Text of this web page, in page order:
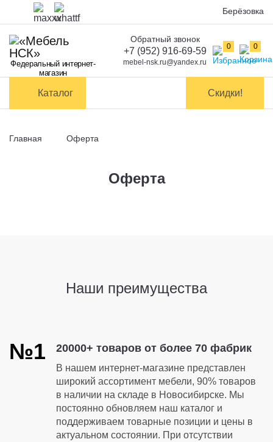
Оплата
Доставка и
самовывоз
Сборка
Берёзовка
Федеральный интернет-
магазин
0 0
Обратный звонок
+7 (952) 916-69-59
mebel-nsk.ru@yandex.ru
Каталог Скидки!
Главная Оферта
Оферта
Наши преимущества
№1 20000+ товаров от более 70 фабрик
В нашем интернет-магазине представлен
широкий ассортимент мебели, 90% товаров
в наличии на складе в Новосибирске. Мы
постоянно обновляем наш каталог и
поддерживаем товарные позиции и цены в
актуальном состоянии. При отсутствии